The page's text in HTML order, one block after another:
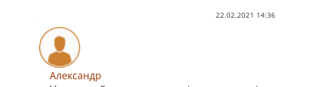
22.02.2021 14:36
Александр